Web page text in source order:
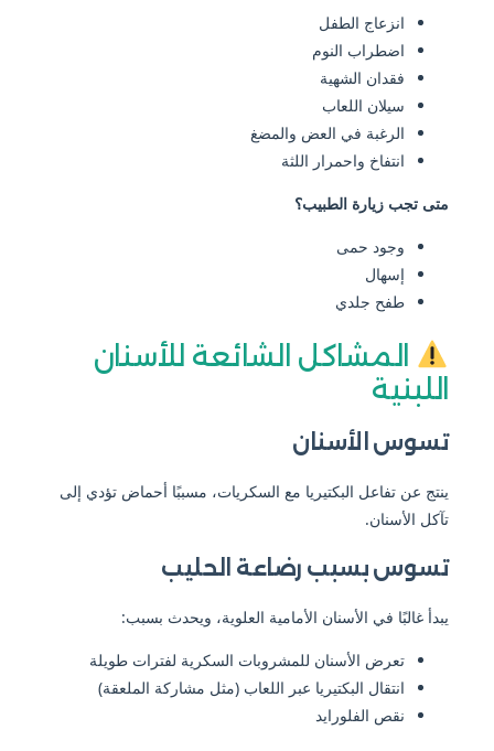
انزعاج الطفل
اضطراب النوم
فقدان الشهية
سيلان اللعاب
الرغبة في العض والمضغ
انتفاخ واحمرار اللثة
متى تجب زيارة الطبيب؟
وجود حمى
إسهال
طفح جلدي
المشاكل الشائعة للأسنان
اللبنية
تسوس الأسنان
ينتج عن تفاعل البكتيريا مع السكريات، مسببًا أحماض تؤدي إلى
تآكل الأسنان.
تسوس بسبب رضاعة الحليب
يبدأ غالبًا في الأسنان الأمامية العلوية، ويحدث بسبب:
تعرض الأسنان للمشروبات السكرية لفترات طويلة
انتقال البكتيريا عبر اللعاب (مثل مشاركة الملعقة)
نقص الفلورايد